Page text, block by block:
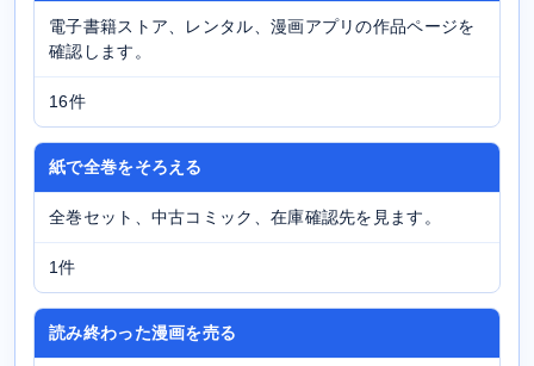
電子書籍ストア、レンタル、漫画アプリの作品ページを
確認します。
16件
紙で全巻をそろえる
全巻セット、中古コミック、在庫確認先を見ます。
1件
読み終わった漫画を売る